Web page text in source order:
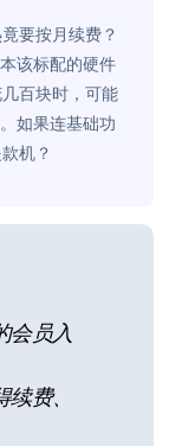
要按月续费？
该标配的硬件
百块时，可能
如果连基础功
机？
会员入
费、